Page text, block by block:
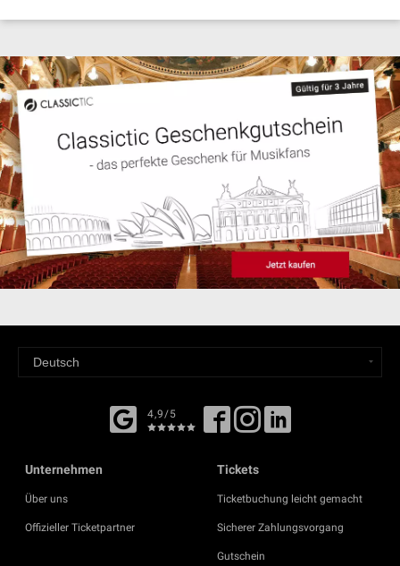
4,9/5
Unternehmen
Über uns
Offizieller Ticketpartner
Tickets
Ticketbuchung leicht gemacht
Sicherer Zahlungsvorgang
Gutschein